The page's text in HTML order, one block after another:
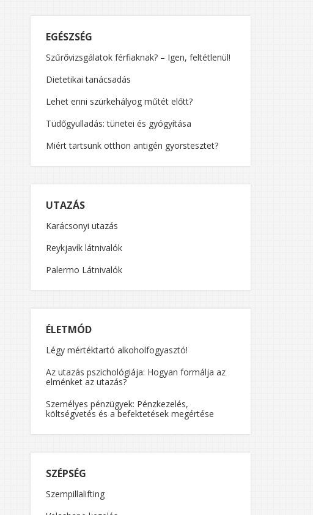
EGÉSZSÉG
Szűrővizsgálatok férfiaknak? – Igen, feltétlenül!
Dietetikai tanácsadás
Lehet enni szürkehályog műtét előtt?
Tüdőgyulladás: tünetei és gyógyítása
Miért tartsunk otthon antigén gyorstesztet?
UTAZÁS
Karácsonyi utazás
Reykjavík látnivalók
Palermo Látnivalók
ÉLETMÓD
Légy mértéktartó alkoholfogyasztó!
Az utazás pszichológiája: Hogyan formálja az
elménket az utazás?
Személyes pénzügyek: Pénzkezelés,
költségvetés és a befektetések megértése
SZÉPSÉG
Szempillalifting